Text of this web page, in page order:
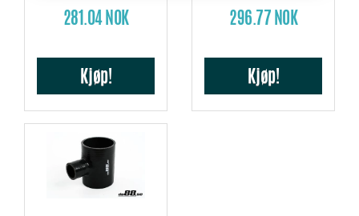
281.04 NOK
Kjøp!
296.77 NOK
Kjøp!